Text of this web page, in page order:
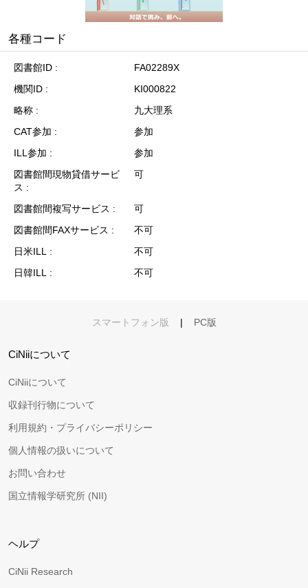
各種コード
図書館ID
FA02289X
機関ID
KI000822
略称
九大理系
CAT参加
参加
ILL参加
参加
図書館間現物貸借サービ
ス
可
図書館間複写サービス
可
図書館間FAXサービス
不可
日米ILL
不可
日韓ILL
不可
スマートフォン版 | PC版
CiNiiについて
CiNiiについて
収録刊行物について
利用規約・プライバシーポリシー
個人情報の扱いについて
お問い合わせ
国立情報学研究所 (NII)
ヘルプ
CiNii Research